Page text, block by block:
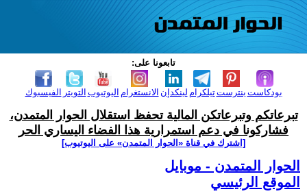
تابعونا على:
الفيسبوك التويتر اليوتيوب الانستغرام لينكدإن تيلكرامبنترست بودكاست
تبرعاتكم وتبرعاتكن المالية تحفظ استقلال الحوار المتمدن،
فشاركونا في دعم استمرارية هذا الفضاء اليساري الحر
[اشترك في قناة ‫«الحوار المتمدن» على اليوتيوب]
الحوار المتمدن - موبايل
الموقع الرئيسي